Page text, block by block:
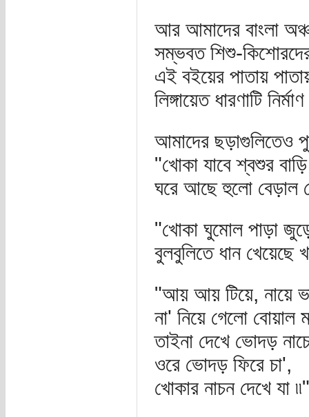
আর আমাদের বাংলা
সম্ভবত শিশু-
এই বইয়ের পাতায়
লিঙ্গায়েত ধারণাটি
আমাদের ছড়াগুলিতেও
"খোকা যাবে শ্বশুর
ঘরে আছে হুলো বেড়াল
"খোকা ঘুমোল পাড়া
বুলবুলিতে ধান খেয়েছে
"আয় আয় টিয়ে, নায়ে
না' নিয়ে গেলো বোয়াল
তাইনা দেখে ভোদড়
ওরে ভোদড় ফিরে চা',
খোকার নাচন দেখে যা ৷৷"